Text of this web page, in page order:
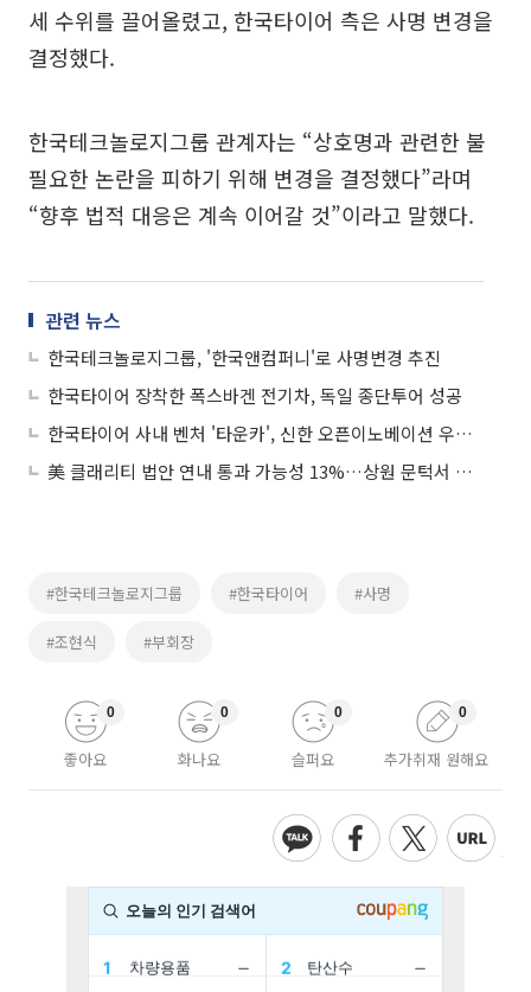
세 수위를 끌어올렸고, 한국타이어 측은 사명 변경을
결정했다.
한국테크놀로지그룹 관계자는 “상호명과 관련한 불
필요한 논란을 피하기 위해 변경을 결정했다”라며
“향후 법적 대응은 계속 이어갈 것”이라고 말했다.
관련 뉴스
한국테크놀로지그룹, '한국앤컴퍼니'로 사명변경 추진
한국타이어 장착한 폭스바겐 전기차, 독일 종단투어 성공
한국타이어 사내 벤처 '타운카', 신한 오픈이노베이션 우수팀으로 선정
美 클래리티 법안 연내 통과 가능성 13%…상원 문턱서 제동
#한국테크놀로지그룹 #한국타이어 #사명
#조현식 #부회장
좋아요
0
화나요
0
슬퍼요
0
추가취재 원해요
0